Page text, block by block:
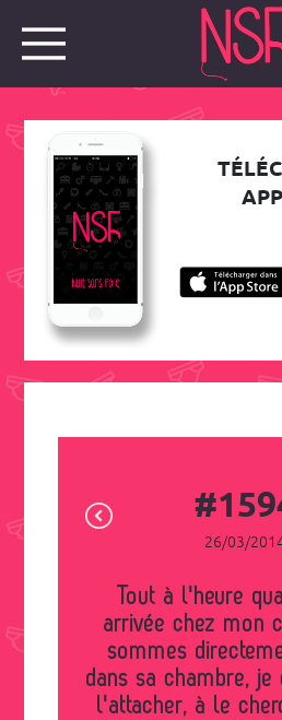
26/03/
arrivée chez mon
sommes
dans sa chambre,
l'attacher, à le